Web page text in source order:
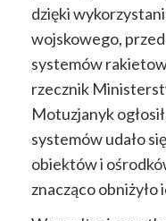
dzięki
wojskowego,
systemów
rzecznik
Motuzjanyk
systemów udało
obiektów i
znacząco